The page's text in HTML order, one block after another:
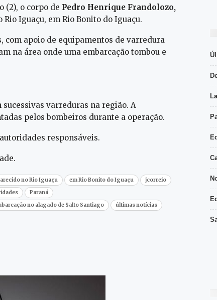
(2), o corpo de Pedro Henrique Frandolozo,
Iguaçu, em Rio Bonito do Iguaçu.
com apoio de equipamentos de varredura
na área onde uma embarcação tombou e
varreduras na região. A
pelos bombeiros durante a operação.
responsáveis.
no Rio Iguaçu em Rio Bonito do Iguaçu
jcorreio
Paraná
no alagado de Salto Santiago
últimas notícias